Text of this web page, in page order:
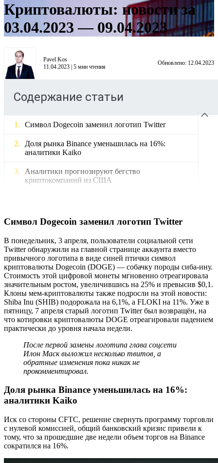
Криптовалюты: новости за
03.04.2023 — 09.04.2023
Pavel Kos
11.04.2023 | 5 мин чтения
Обновлено: 12.04.2023
Содержание статьи
Символ Dogecoin заменил логотип Twitter
Доля рынка Binance уменьшилась на 16%:
аналитики Kaiko
Аналитики прогнозируют бегство
криптокомпаний из США
Символ Dogecoin заменил логотип Twitter
В понедельник, 3 апреля, пользователи социальной сети
Twitter обнаружили на главной странице аккаунта вместо
привычного логотипа в виде синей птички символ
криптовалюты Dogecoin (DOGE) — собачку породы сиба-ину.
Стоимость этой цифровой монеты мгновенно отреагировала
значительным ростом, увеличившись на 25% и превысив $0,1.
Клоны мем-криптовалюты также подросли на этой новости:
Shiba Inu (SHIB) подорожала на 6,1%, а FLOKI на 11%. Уже в
пятницу, 7 апреля старый логотип Twitter был возвращён, на
что котировки криптовалюты DOGE отреагировали падением
практически до уровня начала недели.
После первой замены логотипа глава соцсети
Илон Маск выложил несколько твитов, а
обратные изменения пока никак не
прокомментировал.
Доля рынка Binance уменьшилась на 16%:
аналитики Kaiko
Иск со стороны CFTC, решение свернуть программу торговли
с нулевой комиссией, общий банковский кризис привели к
тому, что за прошедшие две недели объем торгов на Binance
сократился на 16%.